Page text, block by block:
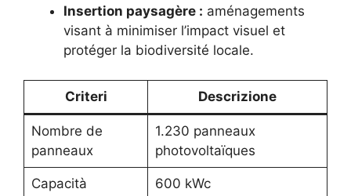
Insertion paysagère : aménagements
visant à minimiser l’impact visuel et
protéger la biodiversité locale.
Criteri Descrizione
Nombre de
panneaux
1.230 panneaux
photovoltaïques
Capacità 600 kWc